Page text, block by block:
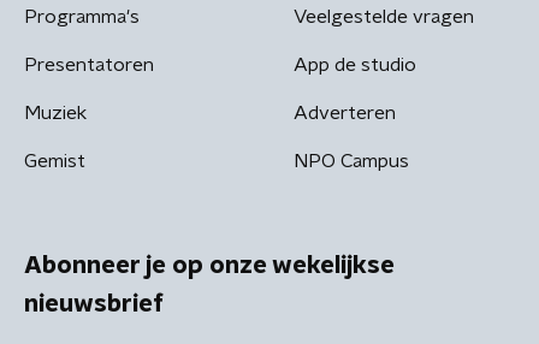
Programma's
Presentatoren
Muziek
Gemist
Veelgestelde vragen
App de studio
Adverteren
NPO Campus
Abonneer je op onze wekelijkse
nieuwsbrief